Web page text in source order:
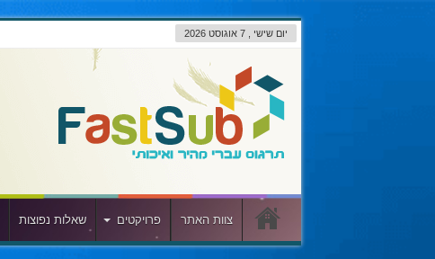
יום שישי , 7 אוגוסט 2026
צוות האתר פרויקטים שאלות נפוצות